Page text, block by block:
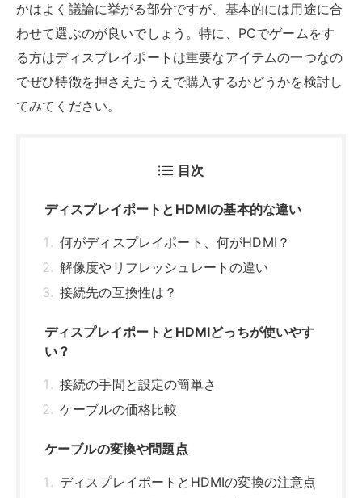
かはよく議論に挙がる部分ですが、基本的には用途に合
わせて選ぶのが良いでしょう。特に、PCでゲームをす
る方はディスプレイポートは重要なアイテムの一つなの
でぜひ特徴を押さえたうえで購入するかどうかを検討し
てみてください。
目次
ディスプレイポートとHDMIの基本的な違い
何がディスプレイポート、何がHDMI？
解像度やリフレッシュレートの違い
接続先の互換性は？
ディスプレイポートとHDMIどっちが使いやす
い？
接続の手間と設定の簡単さ
ケーブルの価格比較
ケーブルの変換や問題点
ディスプレイポートとHDMIの変換の注意点